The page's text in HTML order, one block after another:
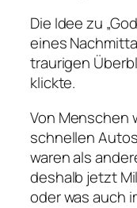
Die Idee zu
eines
traurigen
klickte.
Von Menschen
schnellen
waren als
deshalb jetzt
oder was auch